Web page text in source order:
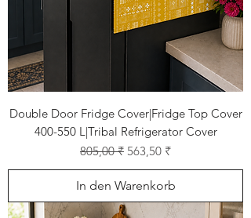
Double Door Fridge Cover|Fridge Top Cover
400-550 L|Tribal Refrigerator Cover
Standardpreis
805,00 ₹ Sale-Preis
563,50 ₹
In den Warenkorb